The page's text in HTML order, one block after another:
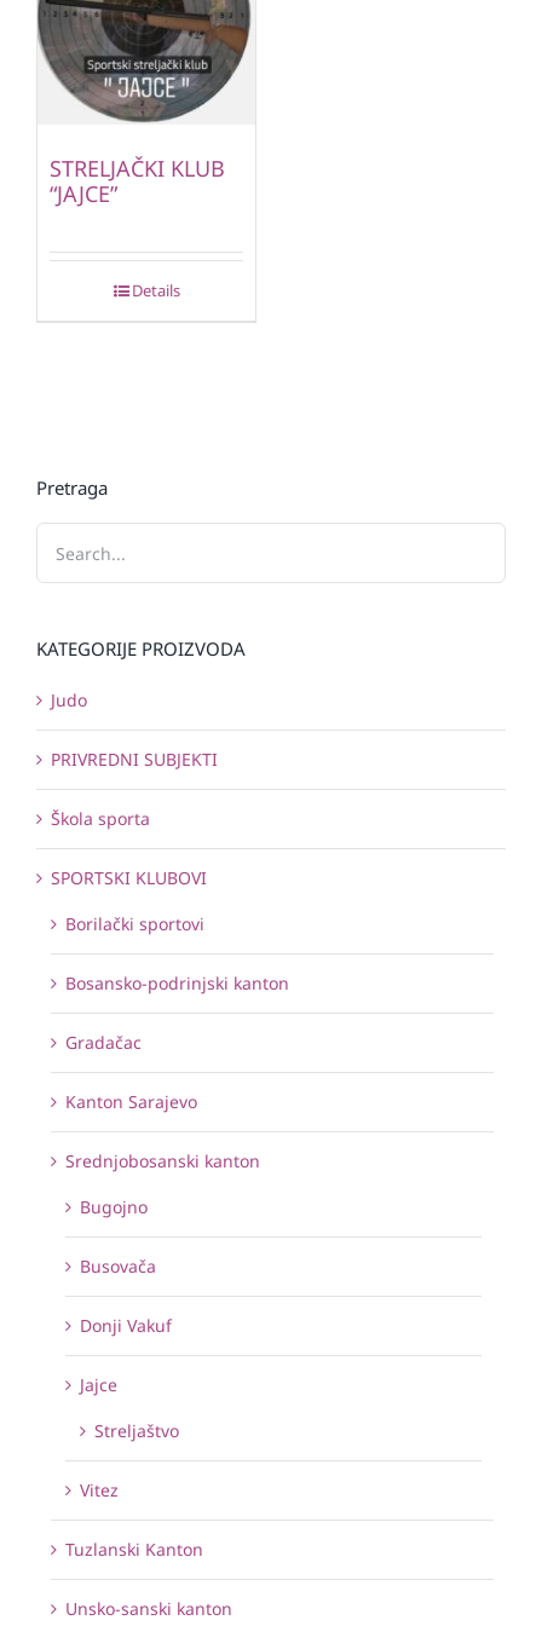
STRELJAČKI KLUB
“JAJCE”
Details
Pretraga
KATEGORIJE PROIZVODA
Judo
PRIVREDNI SUBJEKTI
Škola sporta
SPORTSKI KLUBOVI
Borilački sportovi
Bosansko-podrinjski kanton
Gradačac
Kanton Sarajevo
Srednjobosanski kanton
Bugojno
Busovača
Donji Vakuf
Jajce
Streljaštvo
Vitez
Tuzlanski Kanton
Unsko-sanski kanton